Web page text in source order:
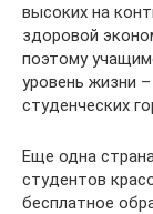
высоких на
здоровой
поэтому
уровень жизни
студенческих
Еще одна
студентов
бесплатное